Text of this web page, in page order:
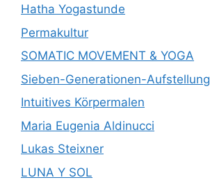
Hatha Yogastunde
Permakultur
SOMATIC MOVEMENT & YOGA
Sieben-Generationen-Aufstellung
Intuitives Körpermalen
Maria Eugenia Aldinucci
Lukas Steixner
LUNA Y SOL